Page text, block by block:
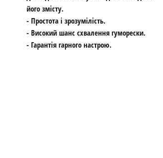
його змісту.
- Простота і зрозумілість.
- Високий шанс схвалення гуморески.
- Гарантія гарного настрою.